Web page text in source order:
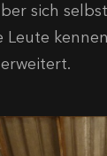
sich
Leute